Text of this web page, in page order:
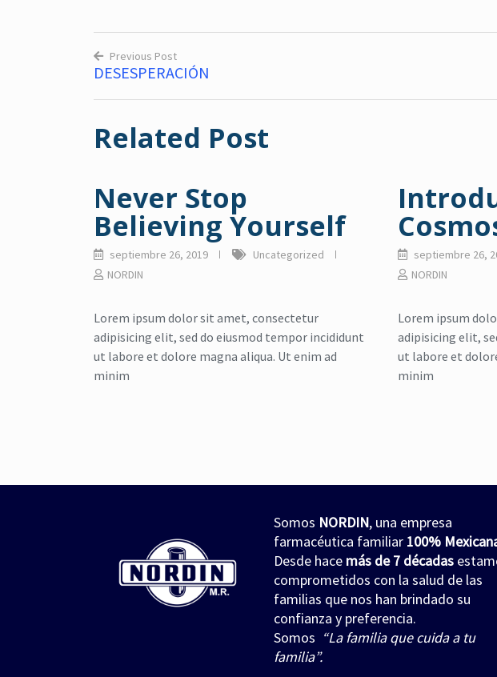
Navegación
entradas
Previous Post
DESESPERACIÓN
Related Post
Never Stop
Believing Yourself
septiembre 26, 2019
Uncategorized
NORDIN
Lorem ipsum dolor sit amet, consectetur
adipisicing elit, sed do eiusmod tempor incididunt
ut labore et dolore magna aliqua. Ut enim ad
minim
septiembre 26,
NORDIN
Lorem ipsum
adipisicing elit,
ut labore et
minim
Somos NORDIN, una empresa
farmacéutica familiar 100%
Desde hace más de 7 décadas
comprometidos con la salud de las
familias que nos han brindado su
confianza y preferencia.
Somos “La familia que cuida a tu
familia”.